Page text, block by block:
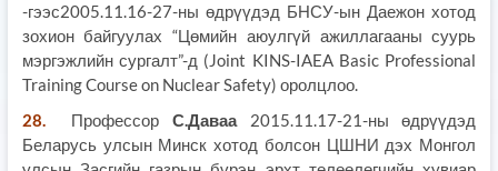
-гээс2005.11.16-27-ны өдрүүдэд БНСУ-ын Даежон хотод
зохион байгуулах “Цөмийн аюулгүй ажиллагааны суурь
мэргэжлийн сургалт”-д (Joint KINS-IAEA Basic Professional
Training Course on Nuclear Safety) оролцлоо.
28.Профессор С.Даваа2015.11.17-21-ны өдрүүдэд
Беларусь улсын Минск хотод болсон ЦШНИ дэх Монгол